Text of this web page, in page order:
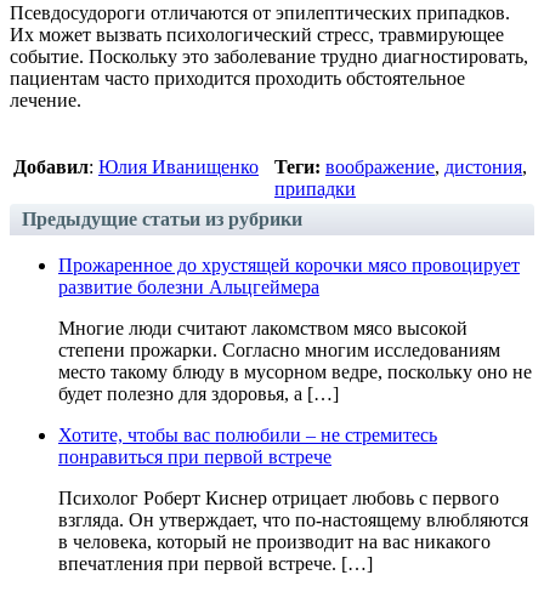
Псевдосудороги отличаются от эпилептических припадков.
Их может вызвать психологический стресс, травмирующее
событие. Поскольку это заболевание трудно диагностировать,
пациентам часто приходится проходить обстоятельное
лечение.
Добавил: Юлия Иванищенко Теги: воображение, дистония,
припадки
Предыдущие статьи из рубрики
Прожаренное до хрустящей корочки мясо провоцирует
развитие болезни Альцгеймера
Многие люди считают лакомством мясо высокой
степени прожарки. Согласно многим исследованиям
место такому блюду в мусорном ведре, поскольку оно не
будет полезно для здоровья, а […]
Хотите, чтобы вас полюбили – не стремитесь
понравиться при первой встрече
Психолог Роберт Киснер отрицает любовь с первого
взгляда. Он утверждает, что по-настоящему влюбляются
в человека, который не производит на вас никакого
впечатления при первой встрече. […]